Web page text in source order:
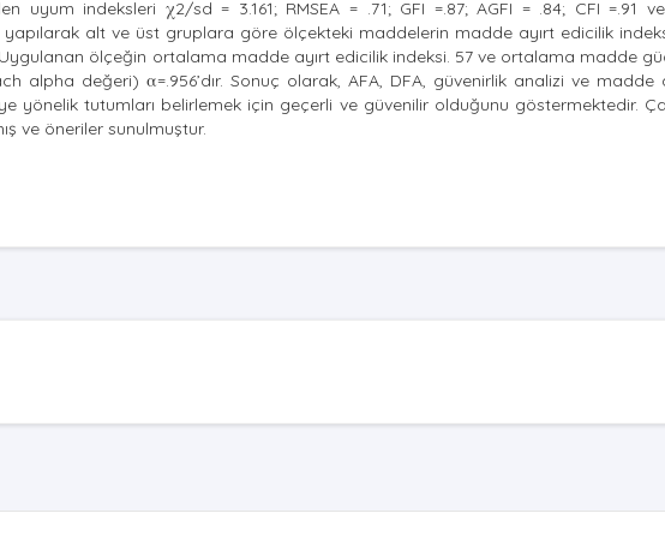
uyum indeksleri χ2/sd = 3.161; RMSEA = .71; GFI =.87; AGFI = .84; CFI =.91
yapılarak alt ve üst gruplara göre ölçekteki maddelerin madde ayırt edicilik
ölçeğin ortalama madde ayırt edicilik indeksi. 57 ve ortalama madde
alpha değeri) α=.956’dır. Sonuç olarak, AFA, DFA, güvenirlik analizi ve
yönelik tutumları belirlemek için geçerli ve güvenilir olduğunu göstermektedir.
ve öneriler sunulmuştur.